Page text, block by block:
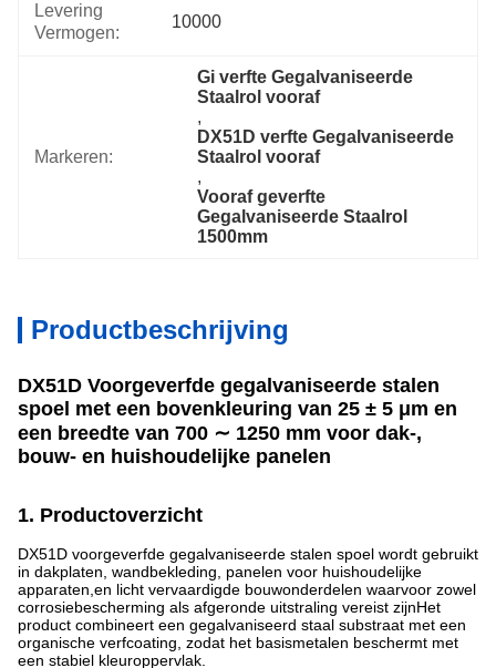
Levering
Vermogen:
10000
Markeren:
Gi verfte Gegalvaniseerde
Staalrol vooraf
,
DX51D verfte Gegalvaniseerde
Staalrol vooraf
,
Vooraf geverfte
Gegalvaniseerde Staalrol
1500mm
Productbeschrijving
DX51D Voorgeverfde gegalvaniseerde stalen
spoel met een bovenkleuring van 25 ± 5 μm en
een breedte van 700 ∼ 1250 mm voor dak-,
bouw- en huishoudelijke panelen
1. Productoverzicht
DX51D voorgeverfde gegalvaniseerde stalen spoel wordt gebruikt
in dakplaten, wandbekleding, panelen voor huishoudelijke
apparaten,en licht vervaardigde bouwonderdelen waarvoor zowel
corrosiebescherming als afgeronde uitstraling vereist zijnHet
product combineert een gegalvaniseerd staal substraat met een
organische verfcoating, zodat het basismetalen beschermt met
een stabiel kleuroppervlak.